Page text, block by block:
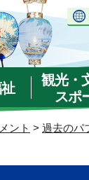
観光・
スポ
ント > 過去のパ